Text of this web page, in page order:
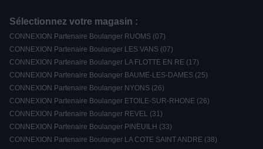
Sélectionnez votre magasin :
CONNEXION Partenaire Boulanger RUOMS (07)
CONNEXION Partenaire Boulanger LES VANS (07)
CONNEXION Partenaire Boulanger LA FLOTTE EN RE (17)
CONNEXION Partenaire Boulanger BAUME-LES-DAMES (25)
CONNEXION Partenaire Boulanger NYONS (26)
CONNEXION Partenaire Boulanger ETOILE-SUR-RHONE (26)
CONNEXION Partenaire Boulanger REVEL (31)
CONNEXION Partenaire Boulanger PINEUILH (33)
CONNEXION Partenaire Boulanger LA COTE SAINT ANDRE (38)